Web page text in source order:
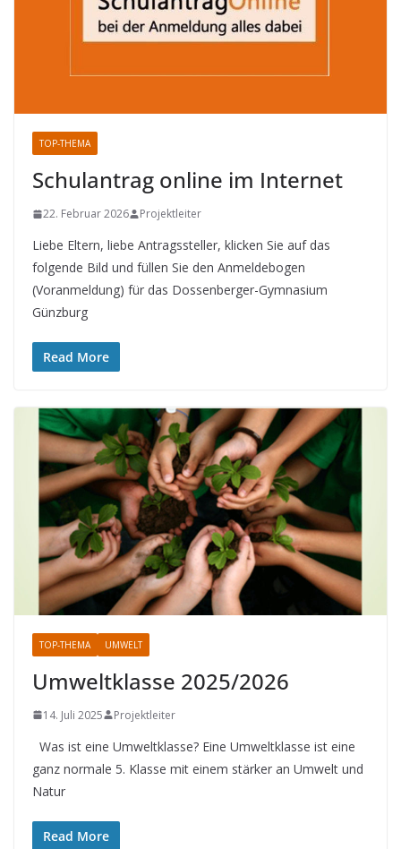
TOP-THEMA
Schulantrag online im Internet
22. Februar 2026 Projektleiter
Liebe Eltern, liebe Antragssteller, klicken Sie auf das
folgende Bild und füllen Sie den Anmeldebogen
(Voranmeldung) für das Dossenberger-Gymnasium
Günzburg
Read More
TOP-THEMA UMWELT
Umweltklasse 2025/2026
14. Juli 2025 Projektleiter
Was ist eine Umweltklasse? Eine Umweltklasse ist eine
ganz normale 5. Klasse mit einem stärker an Umwelt und
Natur
Read More